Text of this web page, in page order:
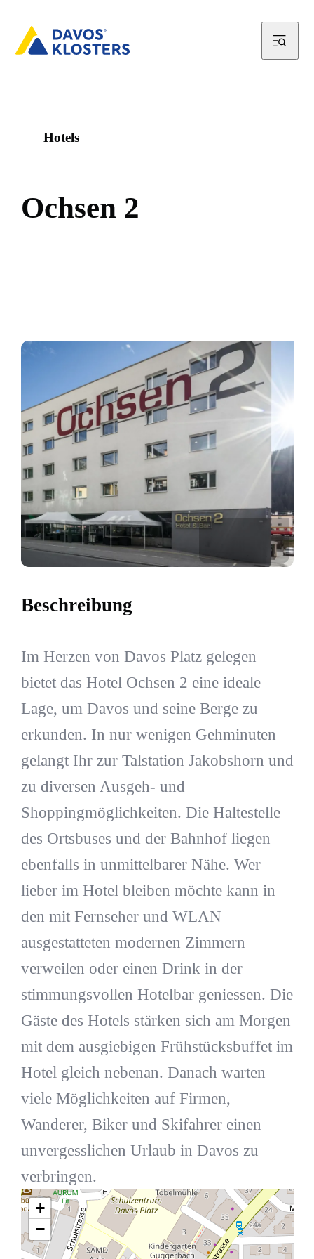
Hotels
Ochsen 2
Beschreibung
Im Herzen von Davos Platz gelegen
bietet das Hotel Ochsen 2 eine ideale
Lage, um Davos und seine Berge zu
erkunden. In nur wenigen Gehminuten
gelangt Ihr zur Talstation Jakobshorn und
zu diversen Ausgeh- und
Shoppingmöglichkeiten. Die Haltestelle
des Ortsbuses und der Bahnhof liegen
ebenfalls in unmittelbarer Nähe. Wer
lieber im Hotel bleiben möchte kann in
den mit Fernseher und WLAN
ausgestatteten modernen Zimmern
verweilen oder einen Drink in der
stimmungsvollen Hotelbar geniessen. Die
Gäste des Hotels stärken sich am Morgen
mit dem ausgiebigen Frühstücksbuffet im
Hotel gleich nebenan. Danach warten
viele Möglichkeiten auf Firmen,
Wanderer, Biker und Skifahrer einen
unvergesslichen Urlaub in Davos zu
verbringen.
+
−